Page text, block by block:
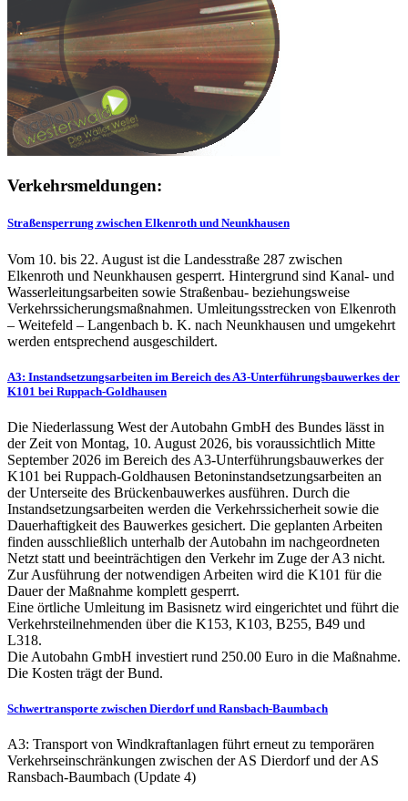
Verkehrsmeldungen:
Straßensperrung zwischen Elkenroth und Neunkhausen
Vom 10. bis 22. August ist die Landesstraße 287 zwischen
Elkenroth und Neunkhausen gesperrt. Hintergrund sind Kanal- und
Wasserleitungsarbeiten sowie Straßenbau- beziehungsweise
Verkehrssicherungsmaßnahmen. Umleitungsstrecken von Elkenroth
– Weitefeld – Langenbach b. K. nach Neunkhausen und umgekehrt
werden entsprechend ausgeschildert.
A3: Instandsetzungsarbeiten im Bereich des A3-Unterführungsbauwerkes der
K101 bei Ruppach-Goldhausen
Die Niederlassung West der Autobahn GmbH des Bundes lässt in
der Zeit von Montag, 10. August 2026, bis voraussichtlich Mitte
September 2026 im Bereich des A3-Unterführungsbauwerkes der
K101 bei Ruppach-Goldhausen Betoninstandsetzungsarbeiten an
der Unterseite des Brückenbauwerkes ausführen. Durch die
Instandsetzungsarbeiten werden die Verkehrssicherheit sowie die
Dauerhaftigkeit des Bauwerkes gesichert. Die geplanten Arbeiten
finden ausschließlich unterhalb der Autobahn im nachgeordneten
Netzt statt und beeinträchtigen den Verkehr im Zuge der A3 nicht.
Zur Ausführung der notwendigen Arbeiten wird die K101 für die
Dauer der Maßnahme komplett gesperrt.
Eine örtliche Umleitung im Basisnetz wird eingerichtet und führt die
Verkehrsteilnehmenden über die K153, K103, B255, B49 und
L318.
Die Autobahn GmbH investiert rund 250.00 Euro in die Maßnahme.
Die Kosten trägt der Bund.
Schwertransporte zwischen Dierdorf und Ransbach-Baumbach
A3: Transport von Windkraftanlagen führt erneut zu temporären
Verkehrseinschränkungen zwischen der AS Dierdorf und der AS
Ransbach-Baumbach (Update 4)